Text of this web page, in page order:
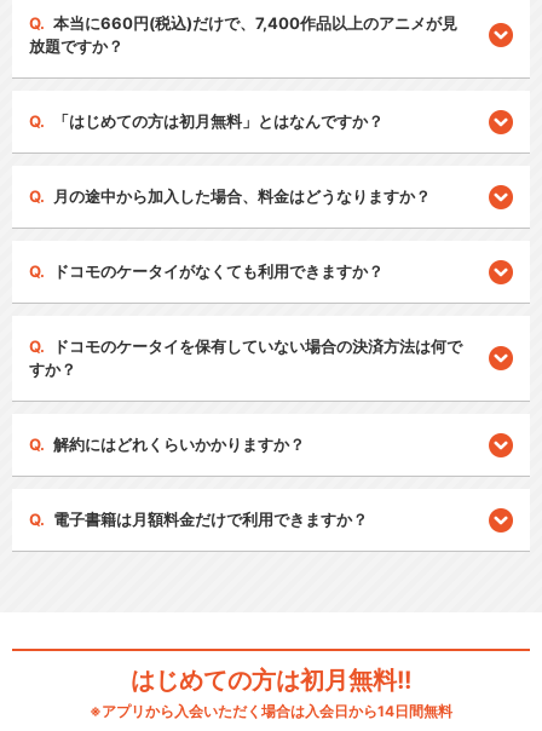
本当に660円(税込)だけで、7,400作品以上のアニメが見
放題ですか？
「はじめての方は初月無料」とはなんですか？
月の途中から加入した場合、料金はどうなりますか？
ドコモのケータイがなくても利用できますか？
ドコモのケータイを保有していない場合の決済方法は何で
すか？
解約にはどれくらいかかりますか？
電子書籍は月額料金だけで利用できますか？
はじめての方は初月無料!!
※アプリから入会いただく場合は入会日から14日間無料